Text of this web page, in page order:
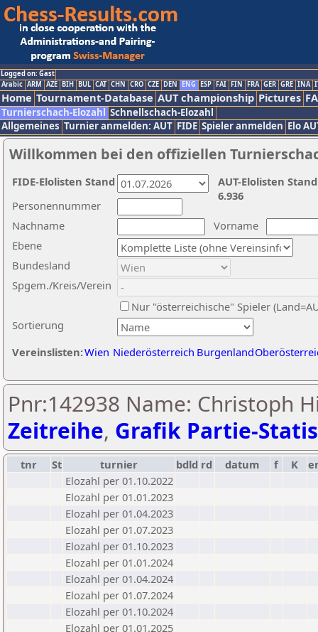
Logged on: Gast
Arabic ARM AZE BIH BUL CAT CHN CRO CZE DEN ENG ESP FAI FIN FRA GER GRE INA
Home Tournament-Database AUT championship Pictures
Turnierschach-Elozahl Schnellschach-Elozahl
Allgemeines Turnier anmelden: AUT FIDE Spieler anmelden Elo
Willkommen bei den offiziellen
Nachname
Vorname
Ebene
Sortierung
Personennummer
Bundesland
Spgem./Kreis/Verein
Nur "österreichische" Spieler
Vereinslisten:Wien Niederösterreich Burgenland
AUT-Elolisten
6.936
FIDE-Elolisten Stand
Pnr:142938 Name: Christoph
Zeitreihe, Grafik Partie-
tnr St turnier bdld rd datum f K
Elozahl per 01.10.2022
Elozahl per 01.01.2023
Elozahl per 01.04.2023
Elozahl per 01.07.2023
Elozahl per 01.10.2023
Elozahl per 01.01.2024
Elozahl per 01.04.2024
Elozahl per 01.07.2024
Elozahl per 01.10.2024
Elozahl per 01.01.2025